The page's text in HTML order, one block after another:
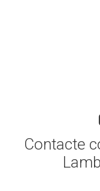
Contacte